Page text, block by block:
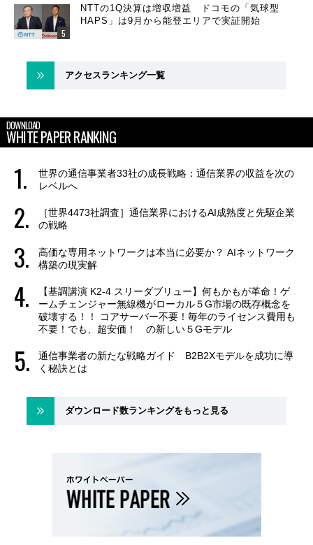
NTTの1Q決算は増収増益 ドコモの「気球型
HAPS」は9月から能登エリアで実証開始
アクセスランキング一覧
DOWNLOAD
WHITE PAPER RANKING
世界の通信事業者33社の成長戦略：通信業界の収益を次の
レベルへ
［世界4473社調査］通信業界におけるAI成熟度と先駆企業
の戦略
高価な専用ネットワークは本当に必要か？ AIネットワーク
構築の現実解
【基調講演 K2-4 スリーダブリュー】何もかもが革命！ゲ
ームチェンジャー無線機がローカル５G市場の既存概念を
破壊する！！ コアサーバー不要！毎年のライセンス費用も
不要！でも、超安価！ の新しい５Gモデル
通信事業者の新たな戦略ガイド B2B2Xモデルを成功に導
く秘訣とは
ダウンロード数ランキングをもっと見る